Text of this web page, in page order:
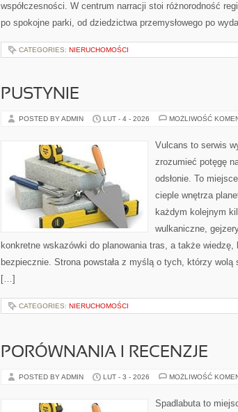
współczesności. W centrum narracji stoi różnorodność
po spokojne parki, od dziedzictwa przemysłowego po
CATEGORIES: NIERUCHOMOŚCI
PUSTYNIE
POSTED BY ADMIN LUT - 4 - 2026 MOŻLIWOŚĆ
Vulcans to serwis
zrozumieć potęgę
odsłonie. To
cieple wnętrza
każdym kolejnym
wulkaniczne,
konkretne wskazówki do planowania tras, a także
bezpiecznie. Strona powstała z myślą o tych, którzy wolą
[…]
CATEGORIES: NIERUCHOMOŚCI
PORÓWNANIA I RECENZJE
POSTED BY ADMIN LUT - 3 - 2026 MOŻLIWOŚĆ
Spadlabuta to